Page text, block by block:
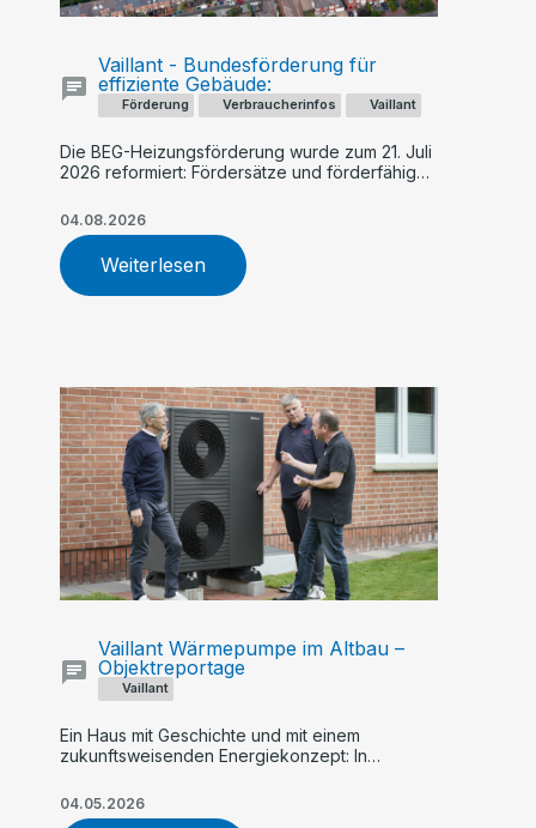
Förderung Verbraucherinfos Vaillant
Vaillant - Bundesförderung für
effiziente Gebäude:
Die BEG-Heizungsförderung wurde zum 21. Juli
2026 reformiert: Fördersätze und förderfähige
Geringverdiener und Familien stärker
profitieren. Ein früher Antrag – etwa für eine
Vaillant Wärmepumpe – kann sich finanziell
lohnen.
04.08.2026
Weiterlesen
Vaillant
Vaillant Wärmepumpe im Altbau –
Objektreportage
Ein Haus mit Geschichte und mit einem
zukunftsweisenden Energiekonzept: In
mit einer Kombination aus Wärmepumpe und
Gas-Brennwertkessel
04.05.2026